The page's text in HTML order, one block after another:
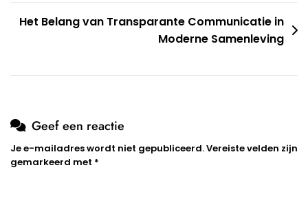
Het Belang van Transparante Communicatie in
Moderne Samenleving
Geef een reactie
Je e-mailadres wordt niet gepubliceerd.Vereiste velden zijn
gemarkeerd met *